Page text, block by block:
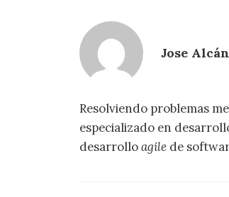
Jose
Resolviendo problemas
especializado en
desarrolloagile de